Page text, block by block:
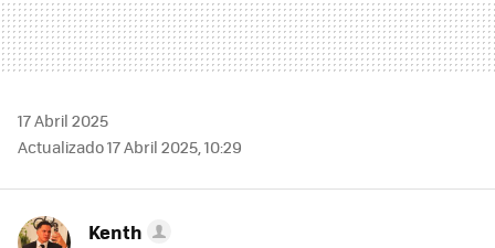
17 Abril 2025
Actualizado 17 Abril 2025, 10:29
Kenth